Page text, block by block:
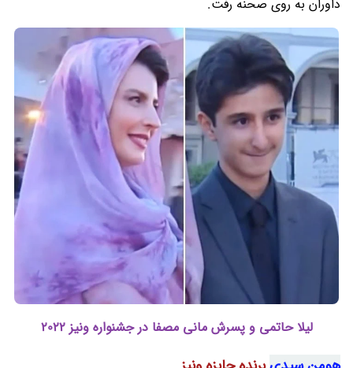
داوران به روی صحنه رفت.
لیلا حاتمی و پسرش مانی مصفا در جشنواره ونیز 2022